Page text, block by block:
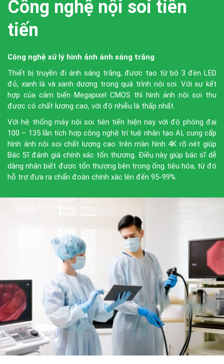
ESD, POEM, EFTR, nội soi mật tụy ngược dòng
Công nghệ nội soi tiên
tiến
Công nghệ xử lý hình ảnh ánh sáng trắng
Thiết bị truyền đi ánh sáng trắng, được tạo từ bộ 3 đèn LED
đỏ, xanh lá và xanh dương trong quá trình nội soi. Với sự kết
hợp của cảm biến Megapixel CMOS thì hình ảnh nội soi thu
được có chất lượng cao, với độ nhiễu là thấp nhất.
Với hệ thống máy nội soi tiên tiến hiện nay với độ phóng đại
100 – 135 lần tích hợp công nghệ trí tuệ nhân tạo AI, cung cấp
hình ảnh nội soi chất lượng cao trên màn hình 4K rõ nét giúp
Bác Sĩ đánh giá chính xác tổn thương. Điều này giúp bác sĩ dễ
dàng nhận biết được tổn thương bên trong ống tiêu hóa, từ đó
hỗ trợ đưa ra chẩn đoán chính xác lên đến 95-99%.